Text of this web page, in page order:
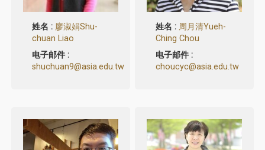
姓名 : 廖淑娟Shu-
chuan Liao
电子邮件 :
shuchuan9@asia.edu.tw
姓名 : 周月清Yueh-
Ching Chou
电子邮件 :
choucyc@asia.edu.tw